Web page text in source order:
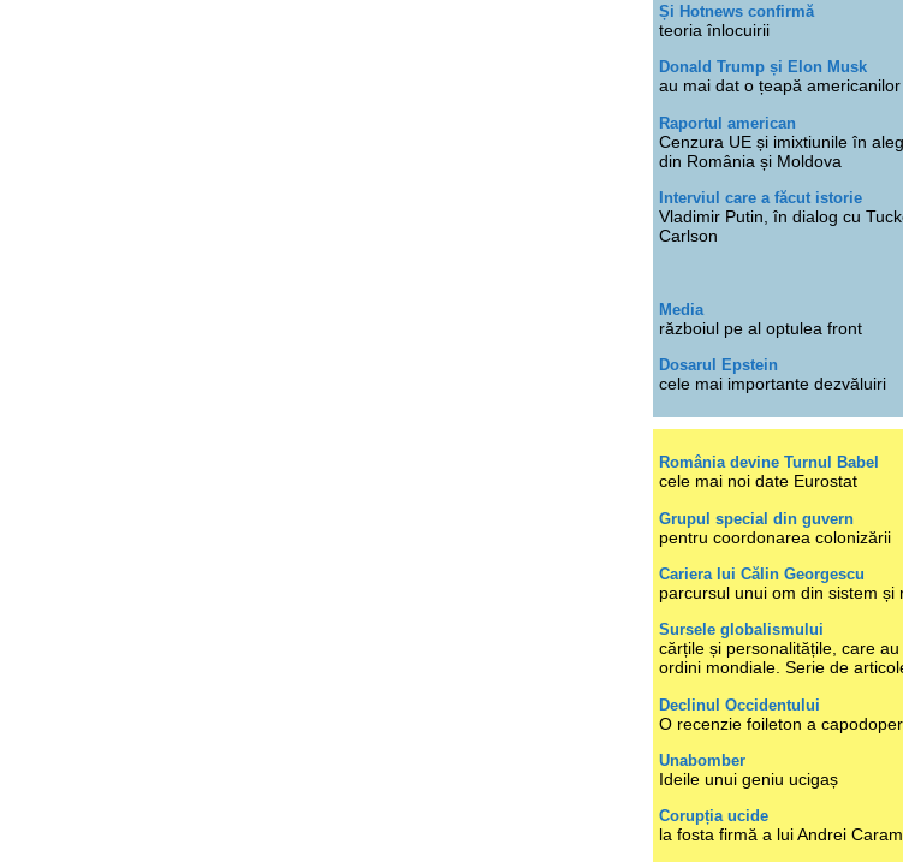
Și Hotnews confirmă
teoria înlocuirii
Donald Trump și Elon Musk
au mai dat o țeapă americanilor
Raportul american
Cenzura UE și imixtiunile în
din România și Moldova
Interviul care a făcut istorie
Vladimir Putin, în dialog cu
Carlson
Media
războiul pe al optulea front
Dosarul Epstein
cele mai importante dezvăluiri
România devine Turnul Babel
cele mai noi date Eurostat
Grupul special din guvern
pentru coordonarea colonizării
Cariera lui Călin Georgescu
parcursul unui om din sistem și
Sursele globalismului
cărțile și personalitățile, care
ordini mondiale. Serie de
Declinul Occidentului
O recenzie foileton a
Unabomber
Ideile unui geniu ucigaș
Corupția ucide
la fosta firmă a lui Andrei